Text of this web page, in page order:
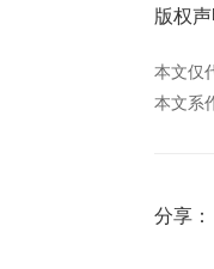
版权
本文仅
本文系
分享：